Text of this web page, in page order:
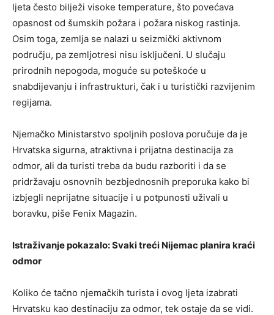
ljeta često bilježi visoke temperature, što povećava
opasnost od šumskih požara i požara niskog rastinja.
Osim toga, zemlja se nalazi u seizmički aktivnom
području, pa zemljotresi nisu isključeni. U slučaju
prirodnih nepogoda, moguće su poteškoće u
snabdijevanju i infrastrukturi, čak i u turistički razvijenim
regijama.
Njemačko Ministarstvo spoljnih poslova poručuje da je
Hrvatska sigurna, atraktivna i prijatna destinacija za
odmor, ali da turisti treba da budu razboriti i da se
pridržavaju osnovnih bezbjednosnih preporuka kako bi
izbjegli neprijatne situacije i u potpunosti uživali u
boravku, piše Fenix Magazin.
Istraživanje pokazalo: Svaki treći Nijemac planira kraći
odmor
Koliko će tačno njemačkih turista i ovog ljeta izabrati
Hrvatsku kao destinaciju za odmor, tek ostaje da se vidi.